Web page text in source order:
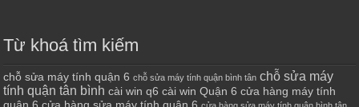
Từ khoá tìm kiếm
chỗ sửa máy tính quận 6 chỗ sửa máy tính quận bình tân chỗ sửa máy
tính quận tân bình cài win q6 cài win Quận 6 cửa hàng máy tính